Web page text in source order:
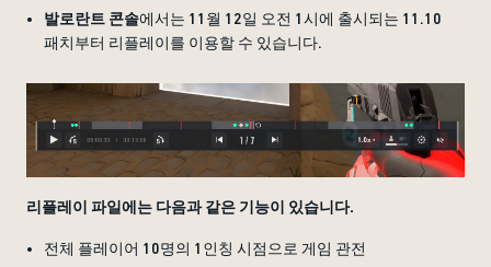
발로란트 콘솔에서는 11월 12일 오전 1시에 출시되는 11.10
패치부터 리플레이를 이용할 수 있습니다.
리플레이 파일에는 다음과 같은 기능이 있습니다.
전체 플레이어 10명의 1인칭 시점으로 게임 관전